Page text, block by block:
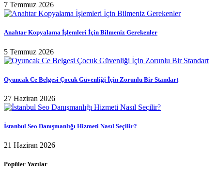
7 Temmuz 2026
Anahtar Kopyalama İşlemleri İçin Bilmeniz Gerekenler
5 Temmuz 2026
Oyuncak Ce Belgesi Çocuk Güvenliği İçin Zorunlu Bir Standart
27 Haziran 2026
İstanbul Seo Danışmanlığı Hizmeti Nasıl Seçilir?
21 Haziran 2026
Popüler Yazılar